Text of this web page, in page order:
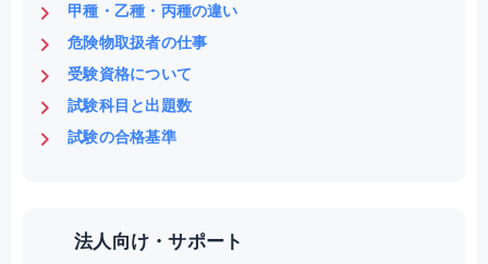
甲種・乙種・丙種の違い
危険物取扱者の仕事
受験資格について
試験科目と出題数
試験の合格基準
法人向け・サポート